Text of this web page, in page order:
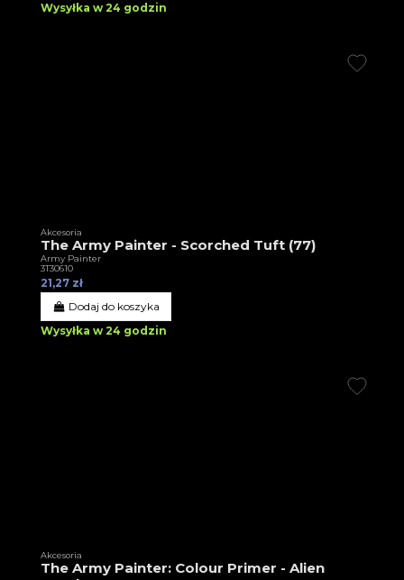
Wysyłka w 24 godzin
Akcesoria
The Army Painter - Scorched Tuft (77)
Army Painter
3T30610
21,27 zł
Dodaj do koszyka
Wysyłka w 24 godzin
Akcesoria
The Army Painter: Colour Primer - Alien